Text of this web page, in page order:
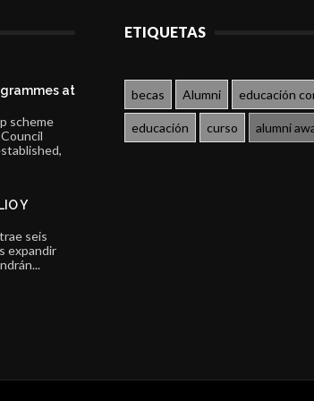
at
scheme
Y
seis
expandir
ETIQUETAS
becas Alumni educación
educación curso alumni